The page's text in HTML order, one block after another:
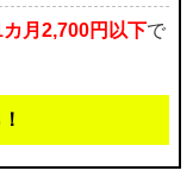
月2,700円以下で